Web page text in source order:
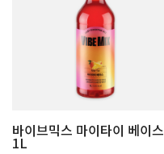
바이브믹스 마이타이 베이스
1L